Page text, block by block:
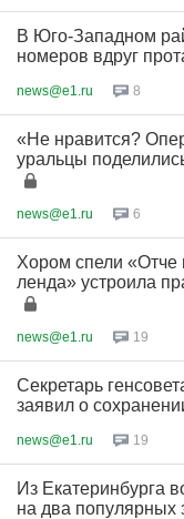
В Юго-Западном
номеров вдруг
news@e1.ru 8
«Не нравится?
уральцы
news@e1.ru 6
Хором спели
ленда» устроила
news@e1.ru 19
Секретарь
заявил о
news@e1.ru 19
Из Екатеринбурга
на два популярных